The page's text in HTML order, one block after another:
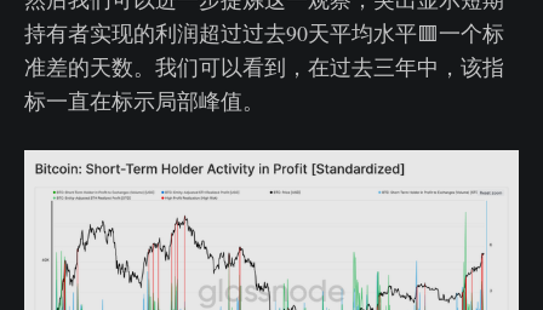
持有者实现的利润超过过去90天平均水平🟥一个标
准差的天数。我们可以看到，在过去三年中，该指
标一直在标示局部峰值。